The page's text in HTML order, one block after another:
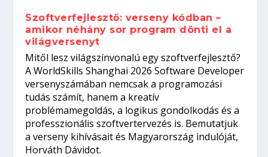
Szoftverfejlesztő: verseny kódban –
amikor néhány sor program dönti el a
világversenyt
Mitől lesz világszínvonalú egy szoftverfejlesztő?
A WorldSkills Shanghai 2026 Software Developer
versenyszámában nemcsak a programozási
tudás számít, hanem a kreatív
problémamegoldás, a logikus gondolkodás és a
professzionális szoftvertervezés is. Bemutatjuk
a verseny kihívásait és Magyarország indulóját,
Horváth Dávidot.